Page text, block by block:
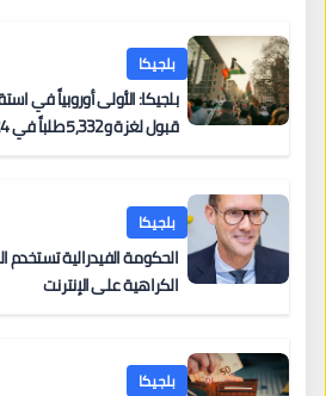
بلجيكا
بلجيكا
الحكومة الفيدرالية
الكراهية على الإنترنت
بلجيكا